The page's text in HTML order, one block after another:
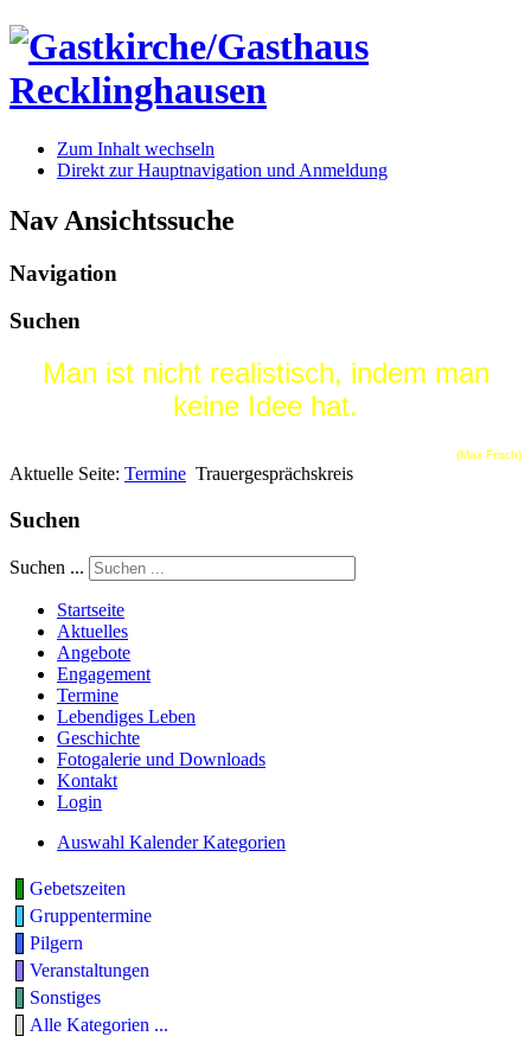
Zum Inhalt wechseln
Direkt zur Hauptnavigation und Anmeldung
Nav Ansichtssuche
Navigation
Suchen
Man ist nicht realistisch, indem man
keine Idee hat.
(Max Frisch)
Aktuelle Seite: Termine Trauergesprächskreis
Suchen
Suchen ...
Startseite
Aktuelles
Angebote
Engagement
Termine
Lebendiges Leben
Geschichte
Fotogalerie und Downloads
Kontakt
Login
Auswahl Kalender Kategorien
Gebetszeiten
Gruppentermine
Pilgern
Veranstaltungen
Sonstiges
Alle Kategorien ...